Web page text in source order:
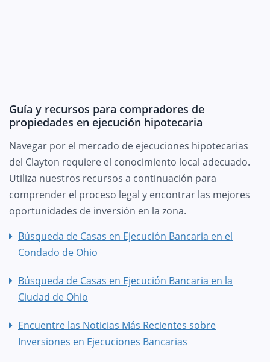
Guía y recursos para compradores de
propiedades en ejecución hipotecaria
Navegar por el mercado de ejecuciones hipotecarias
del Clayton requiere el conocimiento local adecuado.
Utiliza nuestros recursos a continuación para
comprender el proceso legal y encontrar las mejores
oportunidades de inversión en la zona.
Búsqueda de Casas en Ejecución Bancaria en el
Condado de Ohio
Búsqueda de Casas en Ejecución Bancaria en la
Ciudad de Ohio
Encuentre las Noticias Más Recientes sobre
Inversiones en Ejecuciones Bancarias